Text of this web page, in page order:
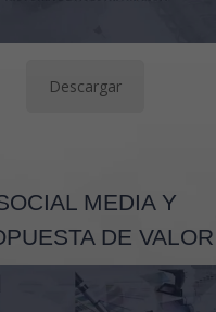
Descargar
MEDIA Y
DE VALOR